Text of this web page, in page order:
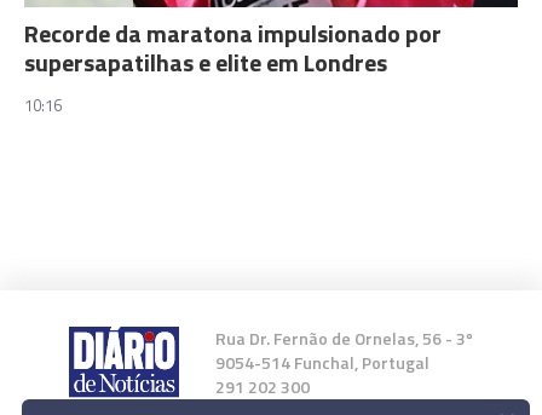
Recorde da maratona impulsionado por
supersapatilhas e elite em Londres
10:16
Rua Dr. Fernão de Ornelas, 56 - 3º
9054-514 Funchal, Portugal
291 202 300